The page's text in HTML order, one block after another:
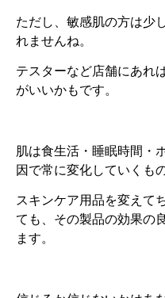
ただし、敏感肌の方は少
れませんね。
テスターなど店舗にあれ
がいいかもです。
肌は食生活・睡眠時間・
因で常に変化していくも
スキンケア用品を変えて
ても、その製品の効果の
ます。